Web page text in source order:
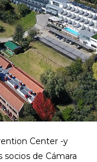
Center -y
socios de Cámara